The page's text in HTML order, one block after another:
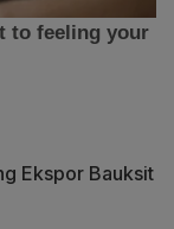
Ekspor Bauksit